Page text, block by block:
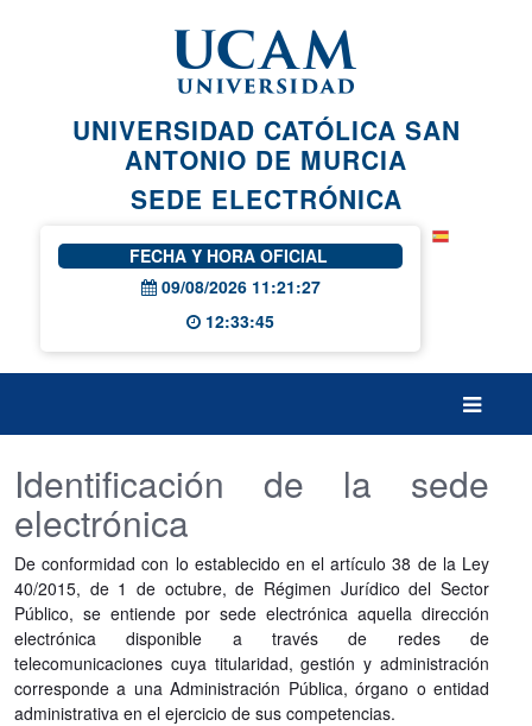
UNIVERSIDAD CATÓLICA SAN
ANTONIO DE MURCIA
SEDE ELECTRÓNICA
FECHA Y HORA OFICIAL
09/08/2026 11:21:27
12:33:45
Identificación de la sede
electrónica
De conformidad con lo establecido en el artículo 38 de la Ley
40/2015, de 1 de octubre, de Régimen Jurídico del Sector
Público, se entiende por sede electrónica aquella dirección
electrónica disponible a través de redes de
telecomunicaciones cuya titularidad, gestión y administración
corresponde a una Administración Pública, órgano o entidad
administrativa en el ejercicio de sus competencias.